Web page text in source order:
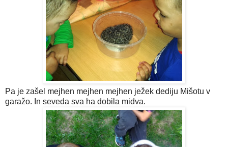
Pa je zašel mejhen mejhen mejhen ježek dediju Mišotu v
garažo. In seveda sva ha dobila midva.